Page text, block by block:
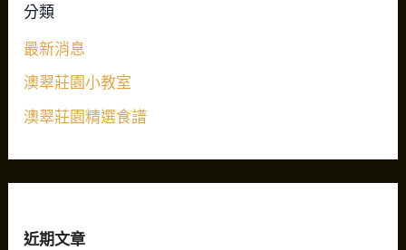
分類
最新消息
澳翠莊園小教室
澳翠莊園精選食譜
近期文章